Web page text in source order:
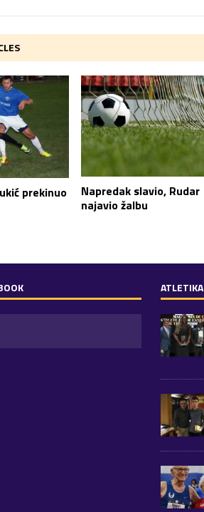
prekinuo
Napredak slavio, Rudar
najavio žalbu
ATLETIKA